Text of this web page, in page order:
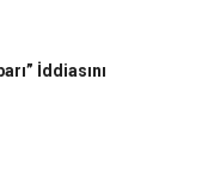
İddiasını